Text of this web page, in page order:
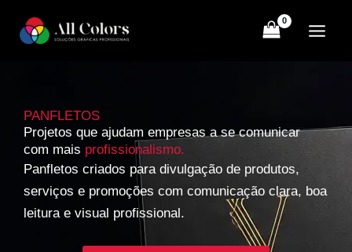
para
PANFLETOS
Projetos que ajudam empresas a se comunicar
com mais profissionalismo.
Panfletos criados para divulgação de produtos,
serviços e promoções com comunicação clara, boa
leitura e visual profissional.